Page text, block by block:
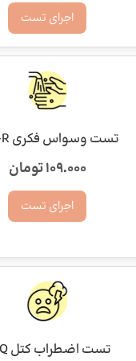
اجرای تست
تست وسواس فکری OCI-R
109.000 تومان
اجرای تست
تست اضطراب کتل CAQ